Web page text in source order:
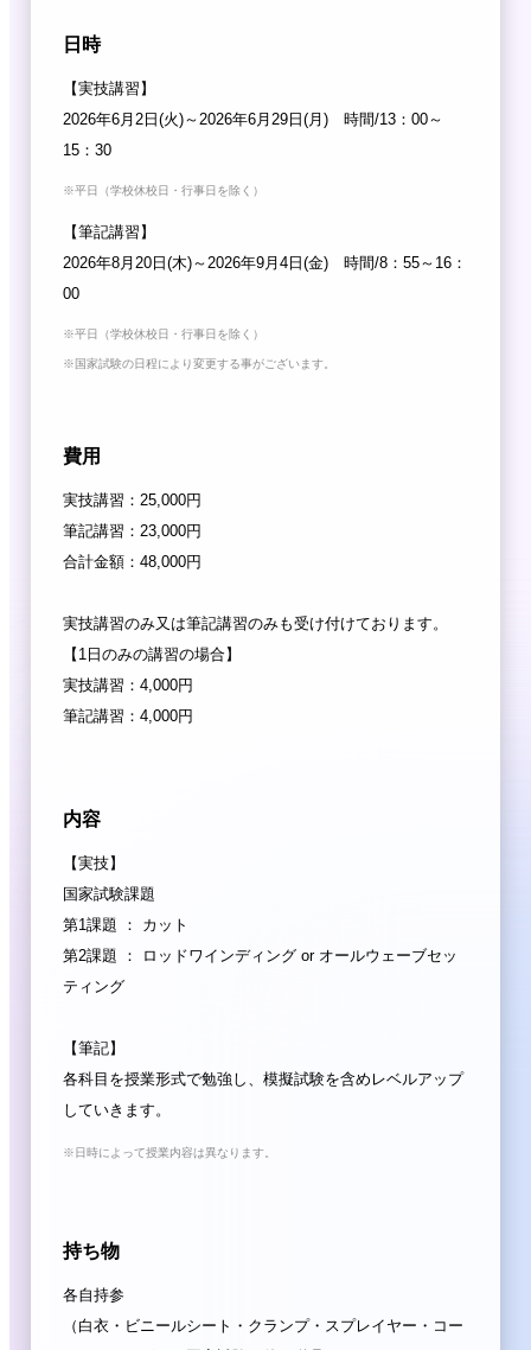
日時
【実技講習】
2026年6⽉2⽇(火)～2026年6⽉29⽇(月) 時間/13：00～
15：30
※平日（学校休校日・行事日を除く）
【筆記講習】
2026年8⽉20⽇(木)～2026年9⽉4⽇(金) 時間/8：55～16：
00
※平日（学校休校日・行事日を除く）
※ 国家試験の日程により変更する事がございます。
費用
実技講習：25,000円
筆記講習：23,000円
合計金額：48,000円
実技講習のみ又は筆記講習のみも受け付けております。
【1日のみの講習の場合】
実技講習：4,000円
筆記講習：4,000円
内容
【実技】
国家試験課題
第1課題 ： カット
第2課題 ： ロッドワインディング or オールウェーブセッ
ティング
【筆記】
各科目を授業形式で勉強し、模擬試験を含めレベルアップ
していきます。
※ 日時によって授業内容は異なります。
持ち物
各自持参
（白衣・ビニールシート・クランプ・スプレイヤー・コー